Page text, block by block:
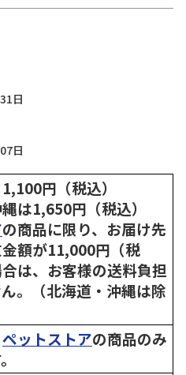
日
日
円（税込）
は1,650円（税込）
の商品に限り、お届け先
額が11,000円（税
は、お客様の送料負担
。（北海道・沖縄は除
ペットストアの商品のみ